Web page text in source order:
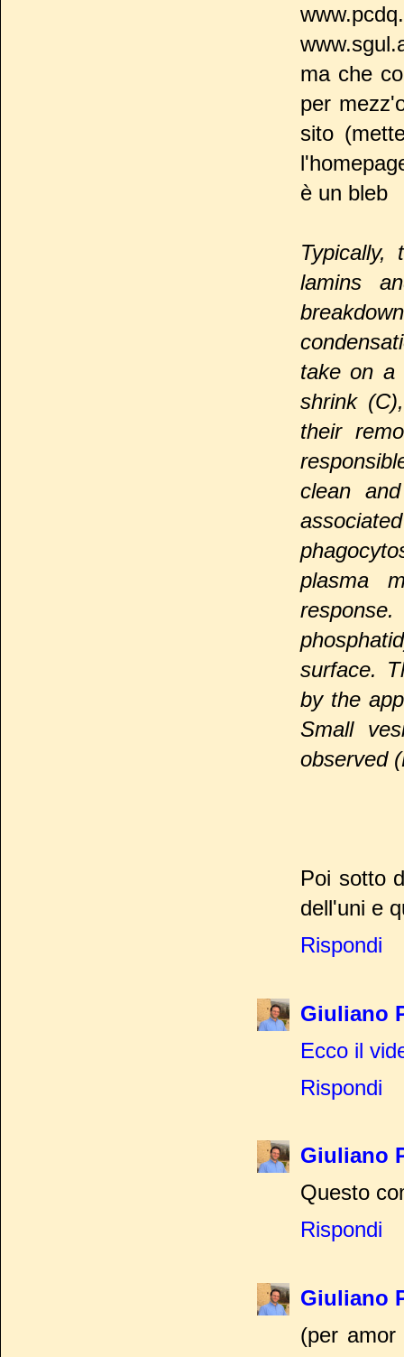
ma che
per
sito
è un bleb
lamins
take on a
shrink
their
clean
plasma
surface.
by the
Small
observed
Poi sotto
dell'uni e
Rispondi
Giuliano
Ecco il
Rispondi
Giuliano
Questo
Rispondi
Giuliano
(per